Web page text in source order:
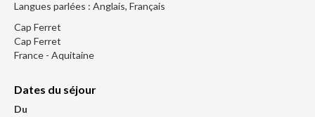
Langues parlées : Anglais, Français
Cap Ferret
Cap Ferret
France - Aquitaine
Dates du séjour
Du